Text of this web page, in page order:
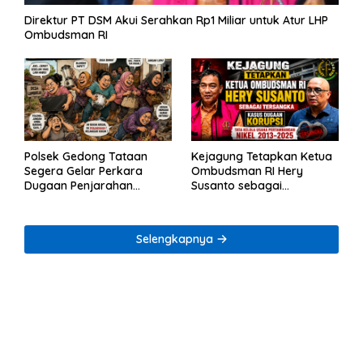
Direktur PT DSM Akui Serahkan Rp1 Miliar untuk Atur LHP
Ombudsman RI
Polsek Gedong Tataan
Segera Gelar Perkara
Dugaan Penjarahan
Kejagung Tetapkan Ketua
Ombudsman RI Hery
Susanto sebagai
Tambang Nikel
Selengkapnya